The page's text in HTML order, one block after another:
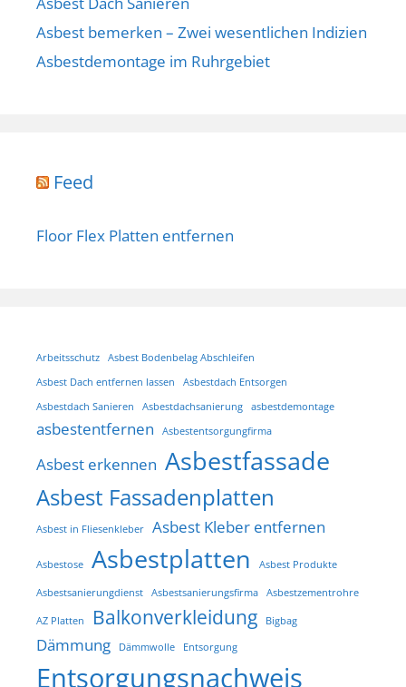
Asbest bemerken – Zwei wesentlichen Indizien
Asbestdemontage im Ruhrgebiet
Feed
Floor Flex Platten entfernen
Arbeitsschutz
Asbest Bodenbelag Abschleifen
Asbest Dach entfernen lassen
Asbestdach Entsorgen
Asbestdach Sanieren
Asbestdachsanierung asbestdemontage
asbestentfernen Asbestentsorgungfirma
Asbest erkennen Asbestfassade
Asbest Fassadenplatten
Asbest in Fliesenkleber Asbest Kleber entfernen
Asbestose Asbestplatten Asbest Produkte
Asbestsanierungdienst Asbestsanierungsfirma Asbestzementrohre
AZ Platten Balkonverkleidung Bigbag
Dämmung Dämmwolle Entsorgung
Entsorgungsnachweis